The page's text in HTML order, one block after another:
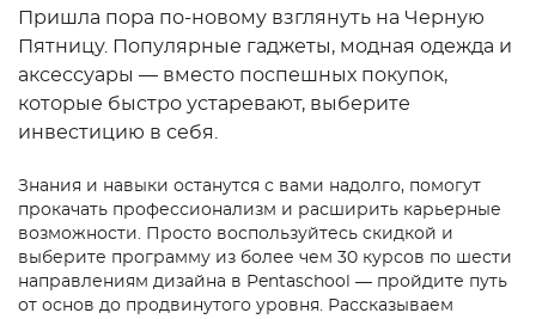
Пришла пора по-новому взглянуть на Черную
Пятницу. Популярные гаджеты, модная одежда и
аксессуары — вместо поспешных покупок,
которые быстро устаревают, выберите
инвестицию в себя.
Знания и навыки останутся с вами надолго, помогут
прокачать профессионализм и расширить карьерные
возможности. Просто воспользуйтесь скидкой и
выберите программу из более чем 30 курсов по шести
направлениям дизайна в Pentaschool — пройдите путь
от основ до продвинутого уровня. Рассказываем